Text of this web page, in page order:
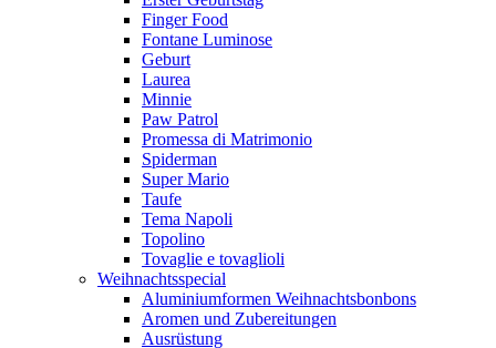
Finger Food
Fontane Luminose
Geburt
Laurea
Minnie
Paw Patrol
Promessa di Matrimonio
Spiderman
Super Mario
Taufe
Tema Napoli
Topolino
Tovaglie e tovaglioli
Weihnachtsspecial
Aluminiumformen Weihnachtsbonbons
Aromen und Zubereitungen
Ausrüstung